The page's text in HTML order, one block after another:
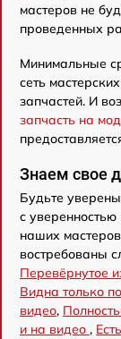
мастеров не
проведенных
Минимальные
сеть
запчастей. И
запчасть на
Знаем свое
Будьте
с
наших
востребованы
Перевёрнутое
Видна только
видео,
и на видео ,